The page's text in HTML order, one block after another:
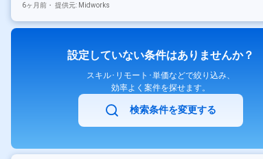
6ヶ月前・ 提供元: Midworks
設定していない条件はありませんか？
スキル･リモート･単価などで絞り込み、
効率よく案件を探せます。
検索条件を変更する